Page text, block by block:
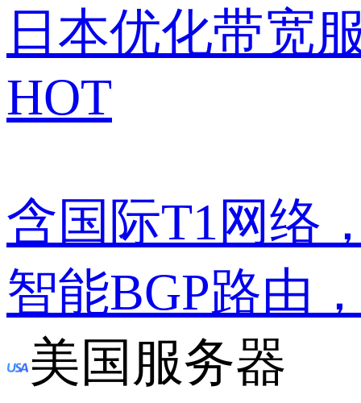
日本优化带宽
HOT
含国际T1网络
智能BGP路由
美国服务器